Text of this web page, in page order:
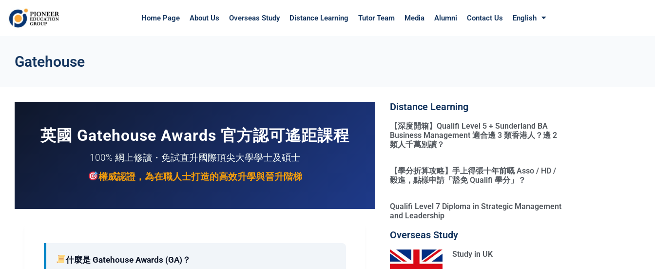
Home Page About Us Overseas Study Distance Learning Tutor Team Media Alumni Contact Us English
Gatehouse
英國 Gatehouse Awards 官方認可遙距課程
100% 網上修讀・免試直升國際頂尖大學學士及碩士
權威認證，為在職人士打造的高效升學與晉升階梯
什麼是 Gatehouse Awards (GA)？
Distance Learning
【深度開箱】Qualifi Level 5 + Sunderland BA
Business Management 適合邊 3 類香港人？邊 2
類人千萬別讀？
【學分折算攻略】手上得張十年前嘅 Asso / HD /
毅進，點樣申請「豁免 Qualifi 學分」？
Qualifi Level 7 Diploma in Strategic Management
and Leadership
Overseas Study
Study in UK